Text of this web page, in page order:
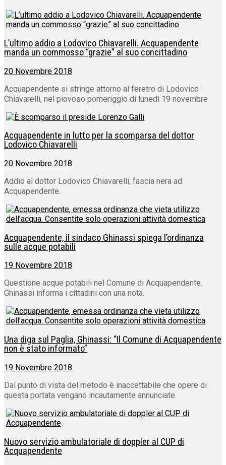
L’ultimo addio a Lodovico Chiavarelli. Acquapendente
manda un commosso “grazie” al suo concittadino
20 Novembre 2018
Acquapendente si stringe attorno al feretro di Lodovico
Chiavarelli, nel piovoso pomeriggio di lunedì 19 novembre
Acquapendente in lutto per la scomparsa del dottor
Lodovico Chiavarelli
20 Novembre 2018
Addio al dottor Lodovico Chiavarelli, fascia nera ad
Acquapendente.
Acquapendente, il sindaco Ghinassi spiega l’ordinanza
sulle acque potabili
19 Novembre 2018
Questione acque potabili nel Comune di Acquapendente.
Ghinassi informa i cittadini con una nota.
Una diga sul Paglia, Ghinassi: “Il Comune di Acquapendente
non è stato informato”
19 Novembre 2018
Dal punto di vista del metodo è inaccettabile che opere di
questa portata vengano incautamente annunciate.
Nuovo servizio ambulatoriale di doppler al CUP di
Acquapendente